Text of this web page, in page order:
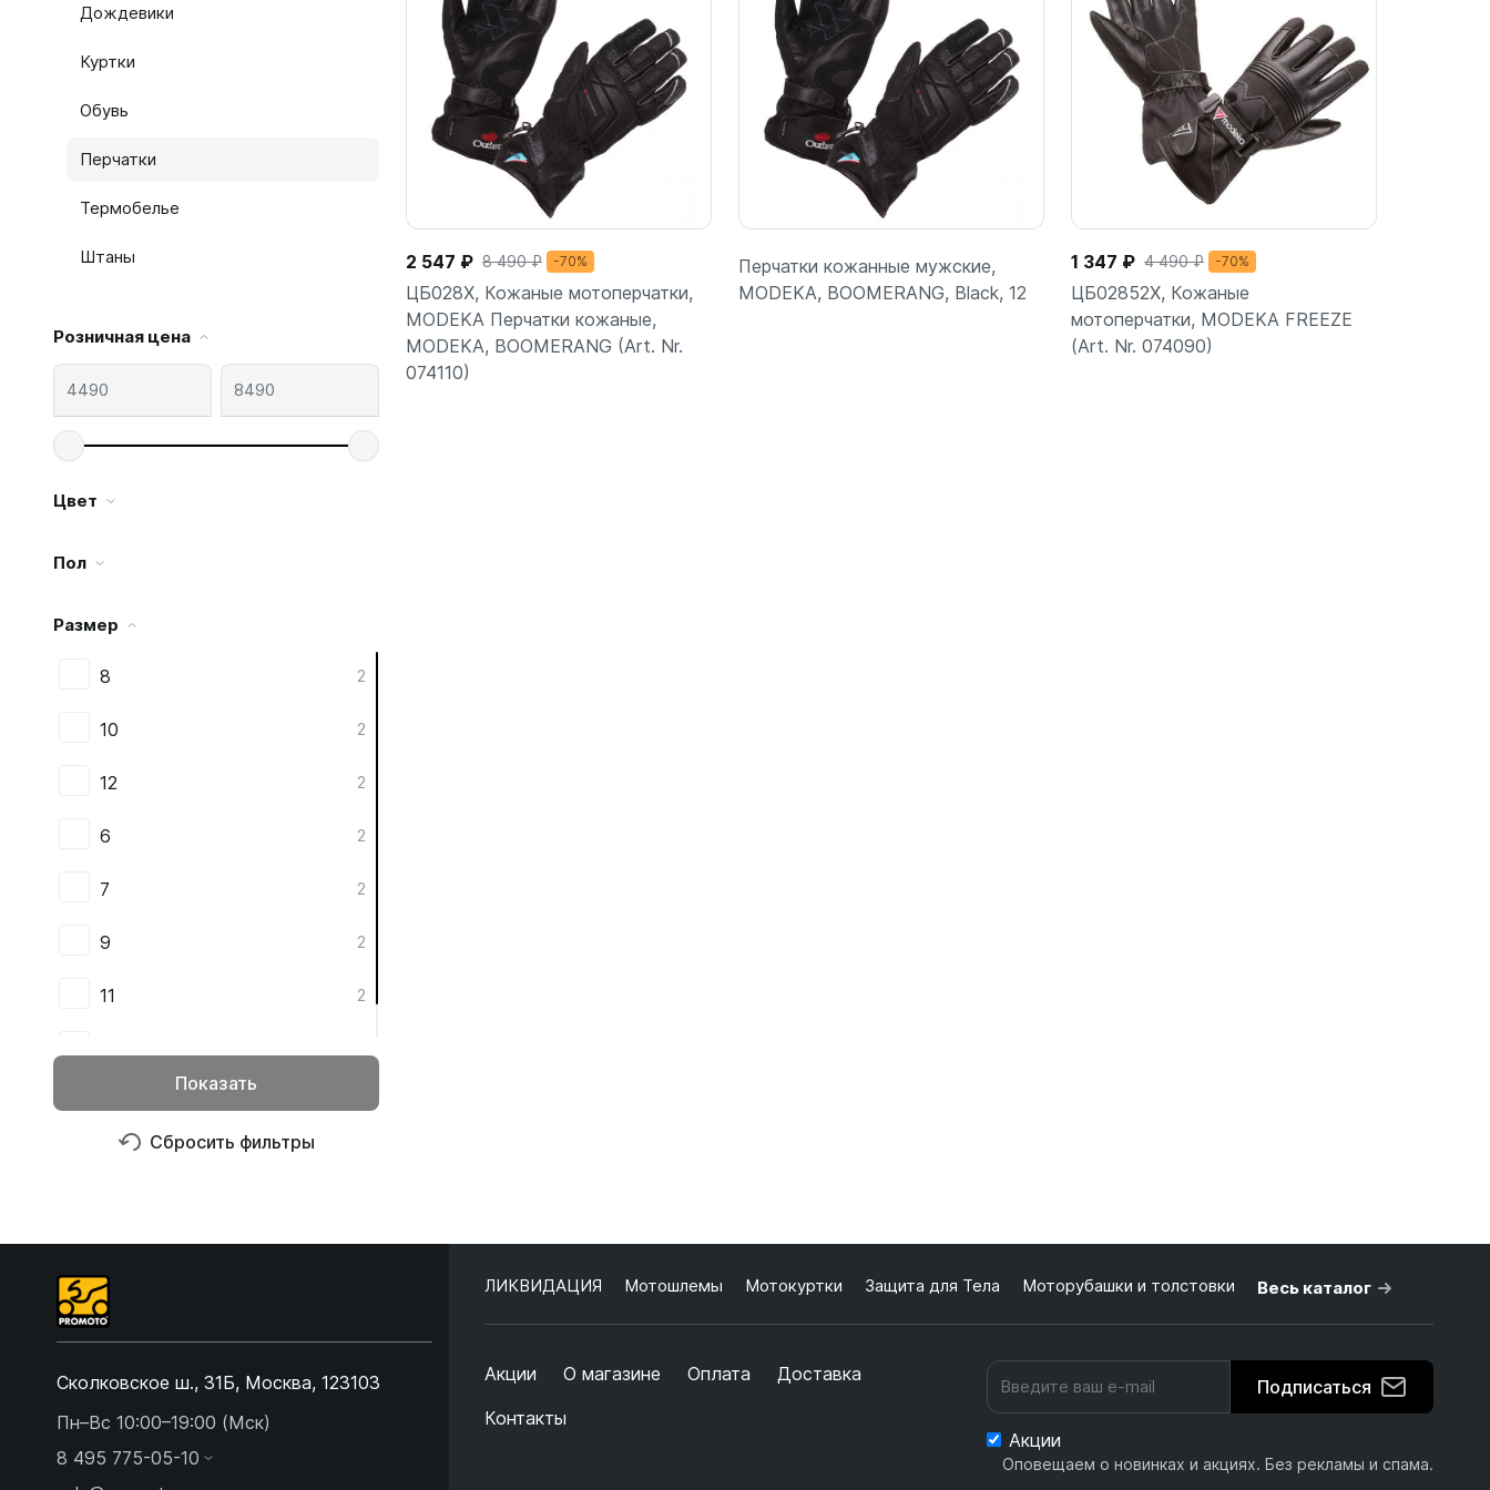
Дождевики
Куртки
Обувь
Перчатки
Термобелье
Штаны
Розничная цена
Цвет
Пол
Размер
8 2
10 2
12 2
6 2
7 2
9 2
11 2
Показать
Сбросить фильтры
2 547 ₽ 8 490 ₽ -70%
ЦБ028X, Кожаные мотоперчатки,
MODEKA Перчатки кожаные,
MODEKA, BOOMERANG (Art. Nr.
074110)
Перчатки кожанные мужские,
MODEKA, BOOMERANG, Black, 12
1 347 ₽ 4 490 ₽ -70%
ЦБ02852X, Кожаные
мотоперчатки, MODEKA FREEZE
(Art. Nr. 074090)
Сколковское ш., 31Б, Москва, 123103
Пн–Вс 10:00–19:00 (Мск)
8 495 775-05-10
ЛИКВИДАЦИЯ Мотошлемы Мотокуртки Защита для Тела Моторубашки и толстовки Весь каталог
Акции О магазине Оплата
Доставка
Контакты
Подписаться
Акции
Оповещаем о новинках и акциях. Без рекламы и спама.